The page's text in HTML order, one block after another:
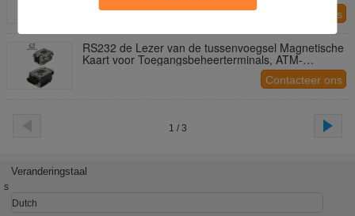
Smart Card voor Betalingssystemen
Contacteer ons
RS232 de Lezer van de tussenvoegsel Magnetische
Kaart voor Toegangsbeheerterminals, ATM-
Contacteer ons
1 / 3
Veranderingstaal
s
Dutch